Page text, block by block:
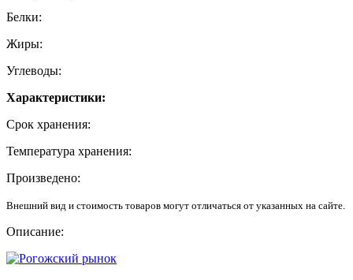
Белки:
Жиры:
Углеводы:
Характеристики:
Срок хранения:
Температура хранения:
Произведено:
Внешний вид и стоимость товаров могут отличаться от указанных на сайте.
Описание: